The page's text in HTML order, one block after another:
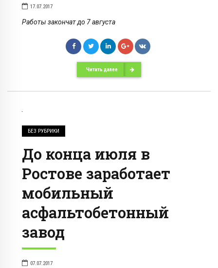
17.07.2017
Работы закончат до 7 августа
Читать далее
БЕЗ РУБРИКИ
До конца июля в
Ростове заработает
мобильный
асфальтобетонный
завод
07.07.2017